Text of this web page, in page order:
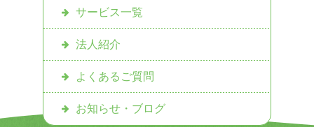
サービス一覧
法人紹介
よくあるご質問
お知らせ・ブログ